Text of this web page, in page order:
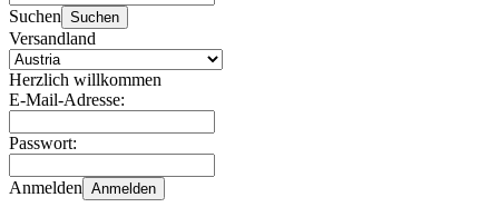
die
nach
oben
unten,
um
das
Suchen Suchen
Versandland
Herzlich willkommen
E-Mail-Adresse:
Passwort:
Anmelden Anmelden